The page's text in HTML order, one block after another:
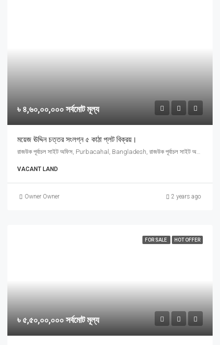
৳ ৪,৬০,০০,০০০ সর্বমোট মূল্য
ময়েজ ঊদ্দিন চত্তর সংলগ্ন ৫ কাঠা প্লট বিক্রয়।
রাজউক পূর্বাচল সাইট অফিস, Purbacahal, Bangladesh, রাজউক পূর্বাচল সাইট অফিস, Purbacahal, Bangladesh, Purbacahal, Dhaka Division
VACANT LAND
Owner Owner 2 years ago
FOR SALE HOT OFFER
৳ ৫,৫০,০০,০০০ সর্বমোট মূল্য